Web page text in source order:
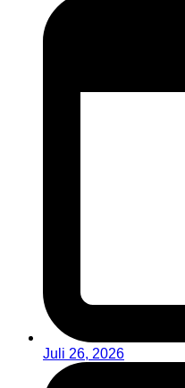
Juli 26, 2026